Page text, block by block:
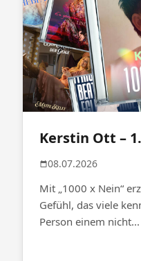
Kerstin Ott –
08.07.2026
Mit „1000 x Nein“
Gefühl, das viele
Person einem nicht...